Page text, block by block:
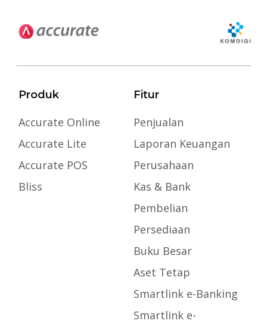
Produk
Accurate Online
Accurate Lite
Accurate POS
Bliss
Fitur
Penjualan
Laporan Keuangan
Perusahaan
Kas & Bank
Pembelian
Persediaan
Buku Besar
Aset Tetap
Smartlink e-Banking
Smartlink e-